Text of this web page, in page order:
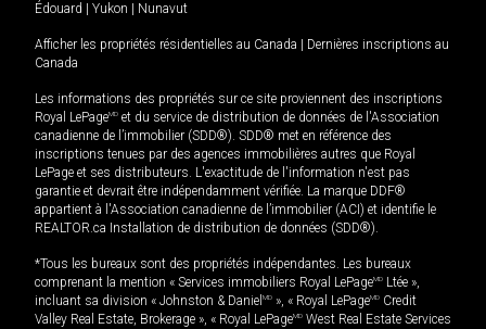
Édouard
Yukon Nunavut
Afficher les propriétés résidentielles au Canada
Dernières inscriptions au
Canada
Les informations des propriétés sur ce site proviennent des inscriptions
Royal LePageMD et du service de distribution de données de l'Association
canadienne de l’immobilier (SDD®). SDD® met en référence des
inscriptions tenues par des agences immobilières autres que Royal
LePage et ses distributeurs. L'exactitude de l'information n'est pas
garantie et devrait être indépendamment vérifiée. La marque DDF®
appartient à l'Association canadienne de l’immobilier (ACI) et identifie le
REALTOR.ca Installation de distribution de données (SDD®).
*Tous les bureaux sont des propriétés indépendantes. Les bureaux
comprenant la mention « Services immobiliers Royal LePageMD Ltée »,
incluant sa division « Johnston & Daniel MD », « Royal LePageMD Credit
Valley Real Estate, Brokerage », « Royal LePageMD West Real Estate Services